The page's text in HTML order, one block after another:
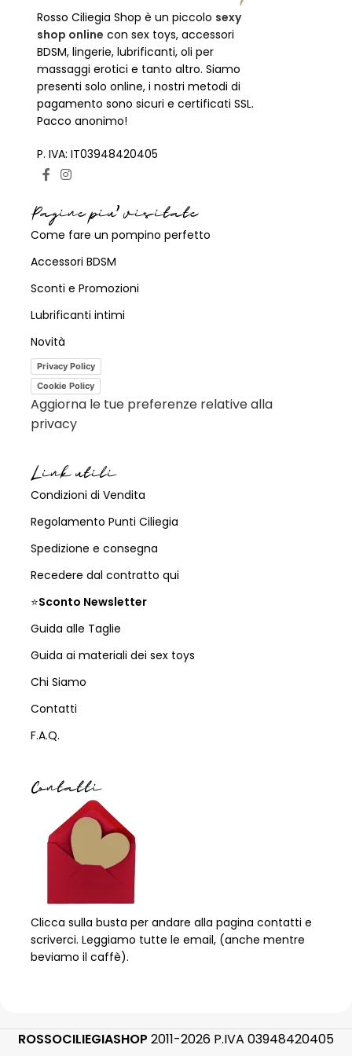
Rosso Ciliegia Shop è un piccolo sexy
shop online con sex toys, accessori
BDSM, lingerie, lubrificanti, oli per
massaggi erotici e tanto altro. Siamo
presenti solo online, i nostri metodi di
pagamento sono sicuri e certificati SSL.
Pacco anonimo!
P. IVA: IT03948420405
Pagine piu' visitate
Come fare un pompino perfetto
Accessori BDSM
Sconti e Promozioni
Lubrificanti intimi
Novità
Privacy Policy
Cookie Policy
Aggiorna le tue preferenze relative alla
privacy
Link utili
Condizioni di Vendita
Regolamento Punti Ciliegia
Spedizione e consegna
Recedere dal contratto qui
⭐Sconto Newsletter
Guida alle Taglie
Guida ai materiali dei sex toys
Chi Siamo
Contatti
F.A.Q.
Contatti
Clicca sulla busta per andare alla pagina contatti e
scriverci. Leggiamo tutte le email, (anche mentre
beviamo il caffè).
ROSSOCILIEGIASHOP 2011-2026 P.IVA 03948420405